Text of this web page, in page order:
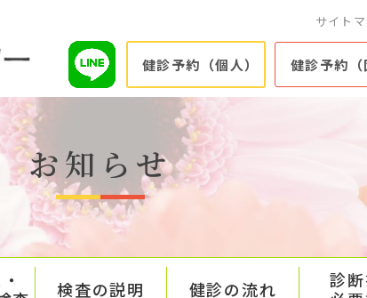
サイト
健診予約（個人） 健診予約（
お知らせ
検査の説明 健診の流れ
診